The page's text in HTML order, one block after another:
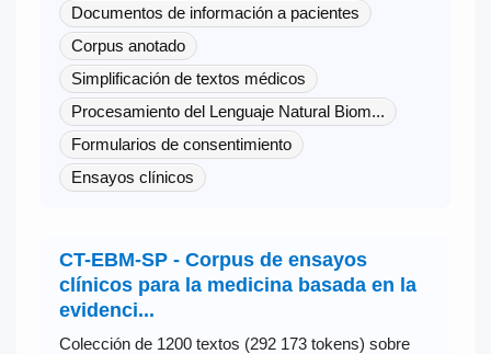
Documentos de información a pacientes
Corpus anotado
Simplificación de textos médicos
Procesamiento del Lenguaje Natural Biom...
Formularios de consentimiento
Ensayos clínicos
CT-EBM-SP - Corpus de ensayos
clínicos para la medicina basada en la
evidenci...
Colección de 1200 textos (292 173 tokens) sobre